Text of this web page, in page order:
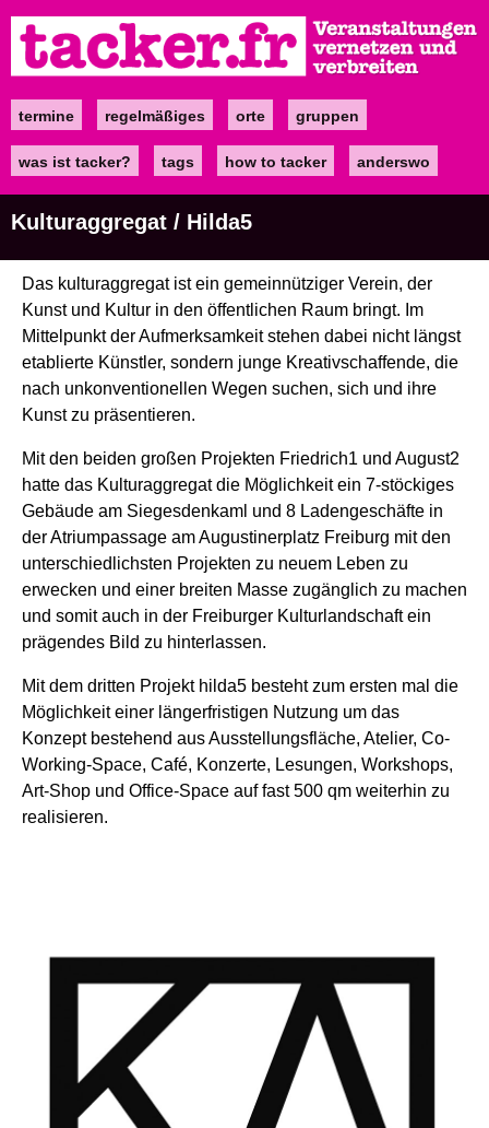
zum
Inhalt
Maintermine regelmäßiges orte gruppen
was ist tacker? tags how to tacker anderswo
Kulturaggregat / Hilda5
Das kulturaggregat ist ein gemeinnütziger Verein, der
Kunst und Kultur in den öffentlichen Raum bringt. Im
Mittelpunkt der Aufmerksamkeit stehen dabei nicht längst
etablierte Künstler, sondern junge Kreativschaffende, die
nach unkonventionellen Wegen suchen, sich und ihre
Kunst zu präsentieren.
Mit den beiden großen Projekten Friedrich1 und August2
hatte das Kulturaggregat die Möglichkeit ein 7-stöckiges
Gebäude am Siegesdenkaml und 8 Ladengeschäfte in
der Atriumpassage am Augustinerplatz Freiburg mit den
unterschiedlichsten Projekten zu neuem Leben zu
erwecken und einer breiten Masse zugänglich zu machen
und somit auch in der Freiburger Kulturlandschaft ein
prägendes Bild zu hinterlassen.
Mit dem dritten Projekt hilda5 besteht zum ersten mal die
Möglichkeit einer längerfristigen Nutzung um das
Konzept bestehend aus Ausstellungsfläche, Atelier, Co-
Working-Space, Café, Konzerte, Lesungen, Workshops,
Art-Shop und Office-Space auf fast 500 qm weiterhin zu
realisieren.